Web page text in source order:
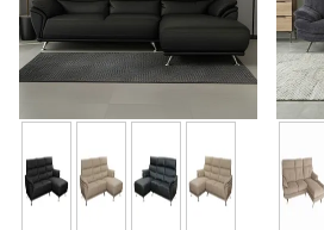
インテリア雑貨
ガーデン
タワー